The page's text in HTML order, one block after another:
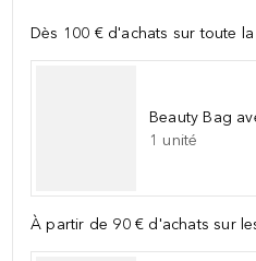
Dès 100 € d'achats sur toute
Beauty Bag
1 unité
À partir de 90 € d'achats sur